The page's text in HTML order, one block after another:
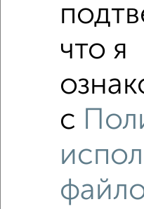
Рядом, с меньшей
Недалеко от к440 с
что я
с